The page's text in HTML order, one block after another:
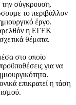
σύγκρουση.
το περιβάλλον
έργο.
η ΕΓΕΚ
θέματα.
στο οποίο
για να
επικρατεί η τάση